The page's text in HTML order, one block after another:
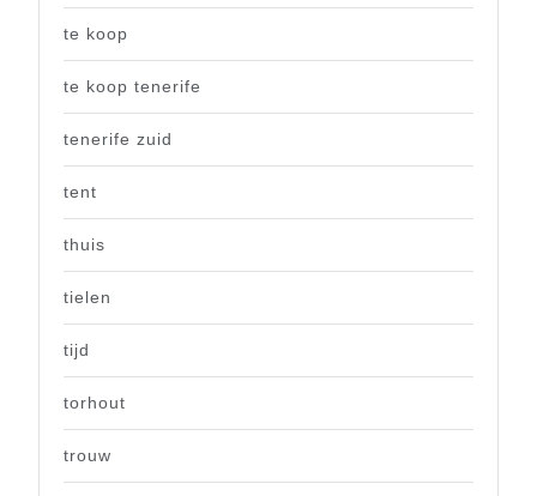
te koop
te koop tenerife
tenerife zuid
tent
thuis
tielen
tijd
torhout
trouw